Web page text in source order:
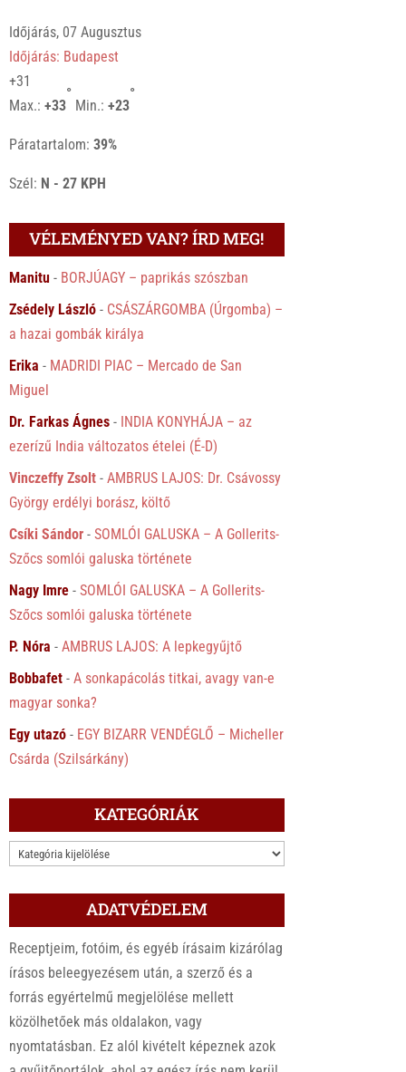
Időjárás, 07 Augusztus
Időjárás: Budapest
+31
Max.:+33
°
Min.:+23
°
Páratartalom:39%
Szél: N - 27 KPH
VÉLEMÉNYED VAN? ÍRD MEG!
Manitu - BORJÚAGY – paprikás szószban
Zsédely László - CSÁSZÁRGOMBA (Úrgomba) –
a hazai gombák királya
Erika - MADRIDI PIAC – Mercado de San
Miguel
Dr. Farkas Ágnes - INDIA KONYHÁJA – az
ezerízű India változatos ételei (É-D)
Vinczeffy Zsolt -AMBRUS LAJOS: Dr. Csávossy
György erdélyi borász, költő
Csíki Sándor -SOMLÓI GALUSKA – A Gollerits-
Szőcs somlói galuska története
Nagy Imre -SOMLÓI GALUSKA – A Gollerits-
Szőcs somlói galuska története
P. Nóra -AMBRUS LAJOS: A lepkegyűjtő
Bobbafet -A sonkapácolás titkai, avagy van-e
magyar sonka?
Egy utazó - EGY BIZARR VENDÉGLŐ – Micheller
Csárda (Szilsárkány)
KATEGÓRIÁK
KATEGÓRIÁK
ADATVÉDELEM
Receptjeim, fotóim, és egyéb írásaim kizárólag
írásos beleegyezésem után, a szerző és a
forrás egyértelmű megjelölése mellett
közölhetőek más oldalakon, vagy
nyomtatásban. Ez alól kivételt képeznek azok